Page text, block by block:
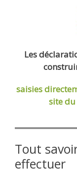
Les
saisies
site du
Tout
effectuer